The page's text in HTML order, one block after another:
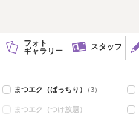
フォト
ギャラリー
スタッフ
まつエク（ぱっちり） （3）
まつエク（つけ放題）